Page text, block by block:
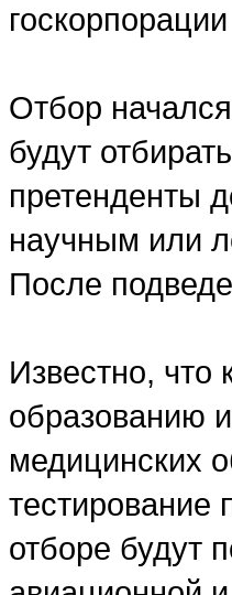
Отбор
будут
претенденты
научным или
После
Известно, что
образованию
медицинских
тестирование
отборе будут